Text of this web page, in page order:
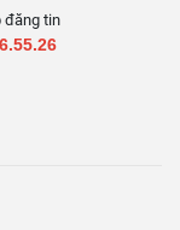
đăng tin